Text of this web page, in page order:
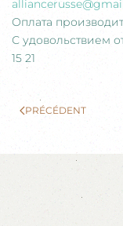
Оплата
С удовольствием
15 21
PRÉCÉDENT